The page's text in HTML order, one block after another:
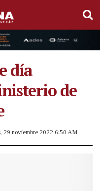
día
de
29 noviembre 2022 6:50 AM